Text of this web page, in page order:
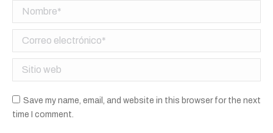
Nombre *
Correo electrónico *
Sitio web
Save my name, email, and website in this browser for the next
time I comment.